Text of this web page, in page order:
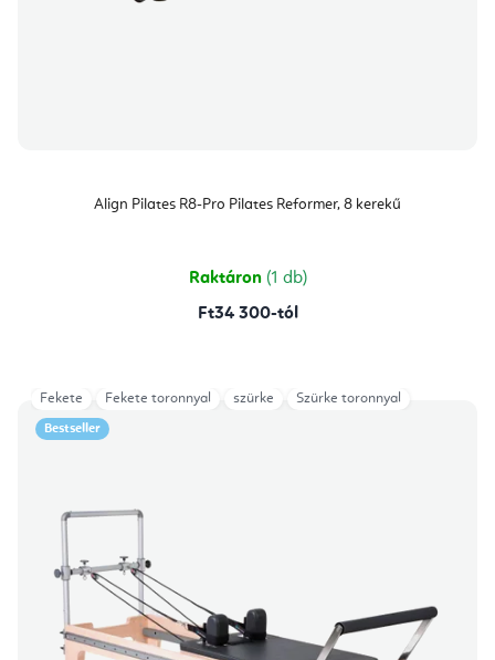
Align Pilates R8-Pro Pilates Reformer, 8 kerekű
Raktáron (1 db)
Ft34 300-tól
Bestseller
Fekete Fekete toronnyal szürke Szürke toronnyal